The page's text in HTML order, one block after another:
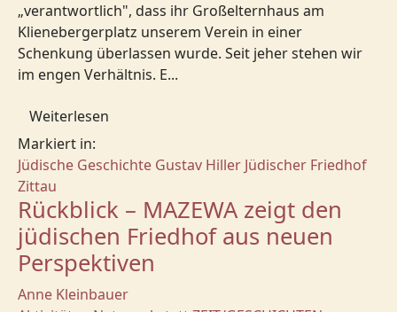
„verantwortlich", dass ihr Großelternhaus am
Klienebergerplatz unserem Verein in einer
Schenkung überlassen wurde. Seit jeher stehen wir
im engen Verhältnis. E...
Weiterlesen
Markiert in:
Jüdische Geschichte Gustav Hiller Jüdischer Friedhof
Zittau
Rückblick – MAZEWA zeigt den
jüdischen Friedhof aus neuen
Perspektiven
Anne Kleinbauer